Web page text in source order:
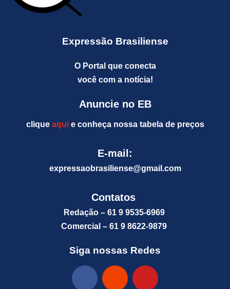
Expressão Brasiliense
O Portal que conecta
você com a notícia!
Anuncie no EB
clique aquie conheça nossa tabela de preços
E-mail:
expressaobrasiliense@gmail.com
Contatos
Redação – 61 9 9535-6969
Comercial – 61 9 8622-9879
Siga nossas Redes